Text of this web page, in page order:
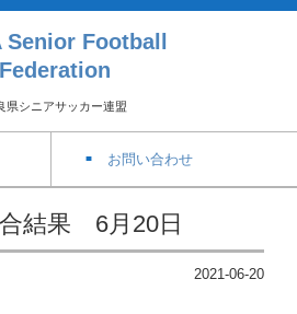
Senior Football
Federation
県シニアサッカー連盟
お問い合わせ
結果 6月20日
2021-06-20